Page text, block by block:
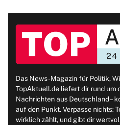
Das News-Magazin für Politik,
TopAktuell.de liefert dir rund um
Nachrichten aus Deutschland –
auf den Punkt. Verpasse nichts:
wirklich zählt, und gibt dir